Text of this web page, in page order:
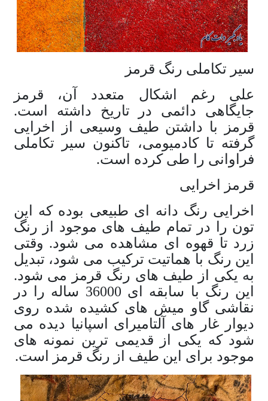
سیر تکاملی رنگ قرمز
علی رغم اشکال متعدد آن، قرمز
جایگاهی دائمی در تاریخ داشته است.
قرمز با داشتن طیف وسیعی از اخرایی
گرفته تا کادمیومی، تاکنون سیر تکاملی
فراوانی را طی کرده است.
قرمز اخرایی
اخرایی رنگ دانه ای طبیعی بوده که این
تون را در تمام طیف های موجود از رنگ
زرد تا قهوه ای مشاهده می شود. وقتی
این رنگ با هماتیت ترکیب می شود، تبدیل
به یکی از طیف های رنگ قرمز می شود.
این رنگ با سابقه ای 36000 ساله را در
نقاشی گاو میش های کشیده شده روی
دیوار غار های آلتامیرای اسپانیا دیده می
شود که یکی از قدیمی ترین نمونه های
موجود برای این طیف از رنگ قرمز است.